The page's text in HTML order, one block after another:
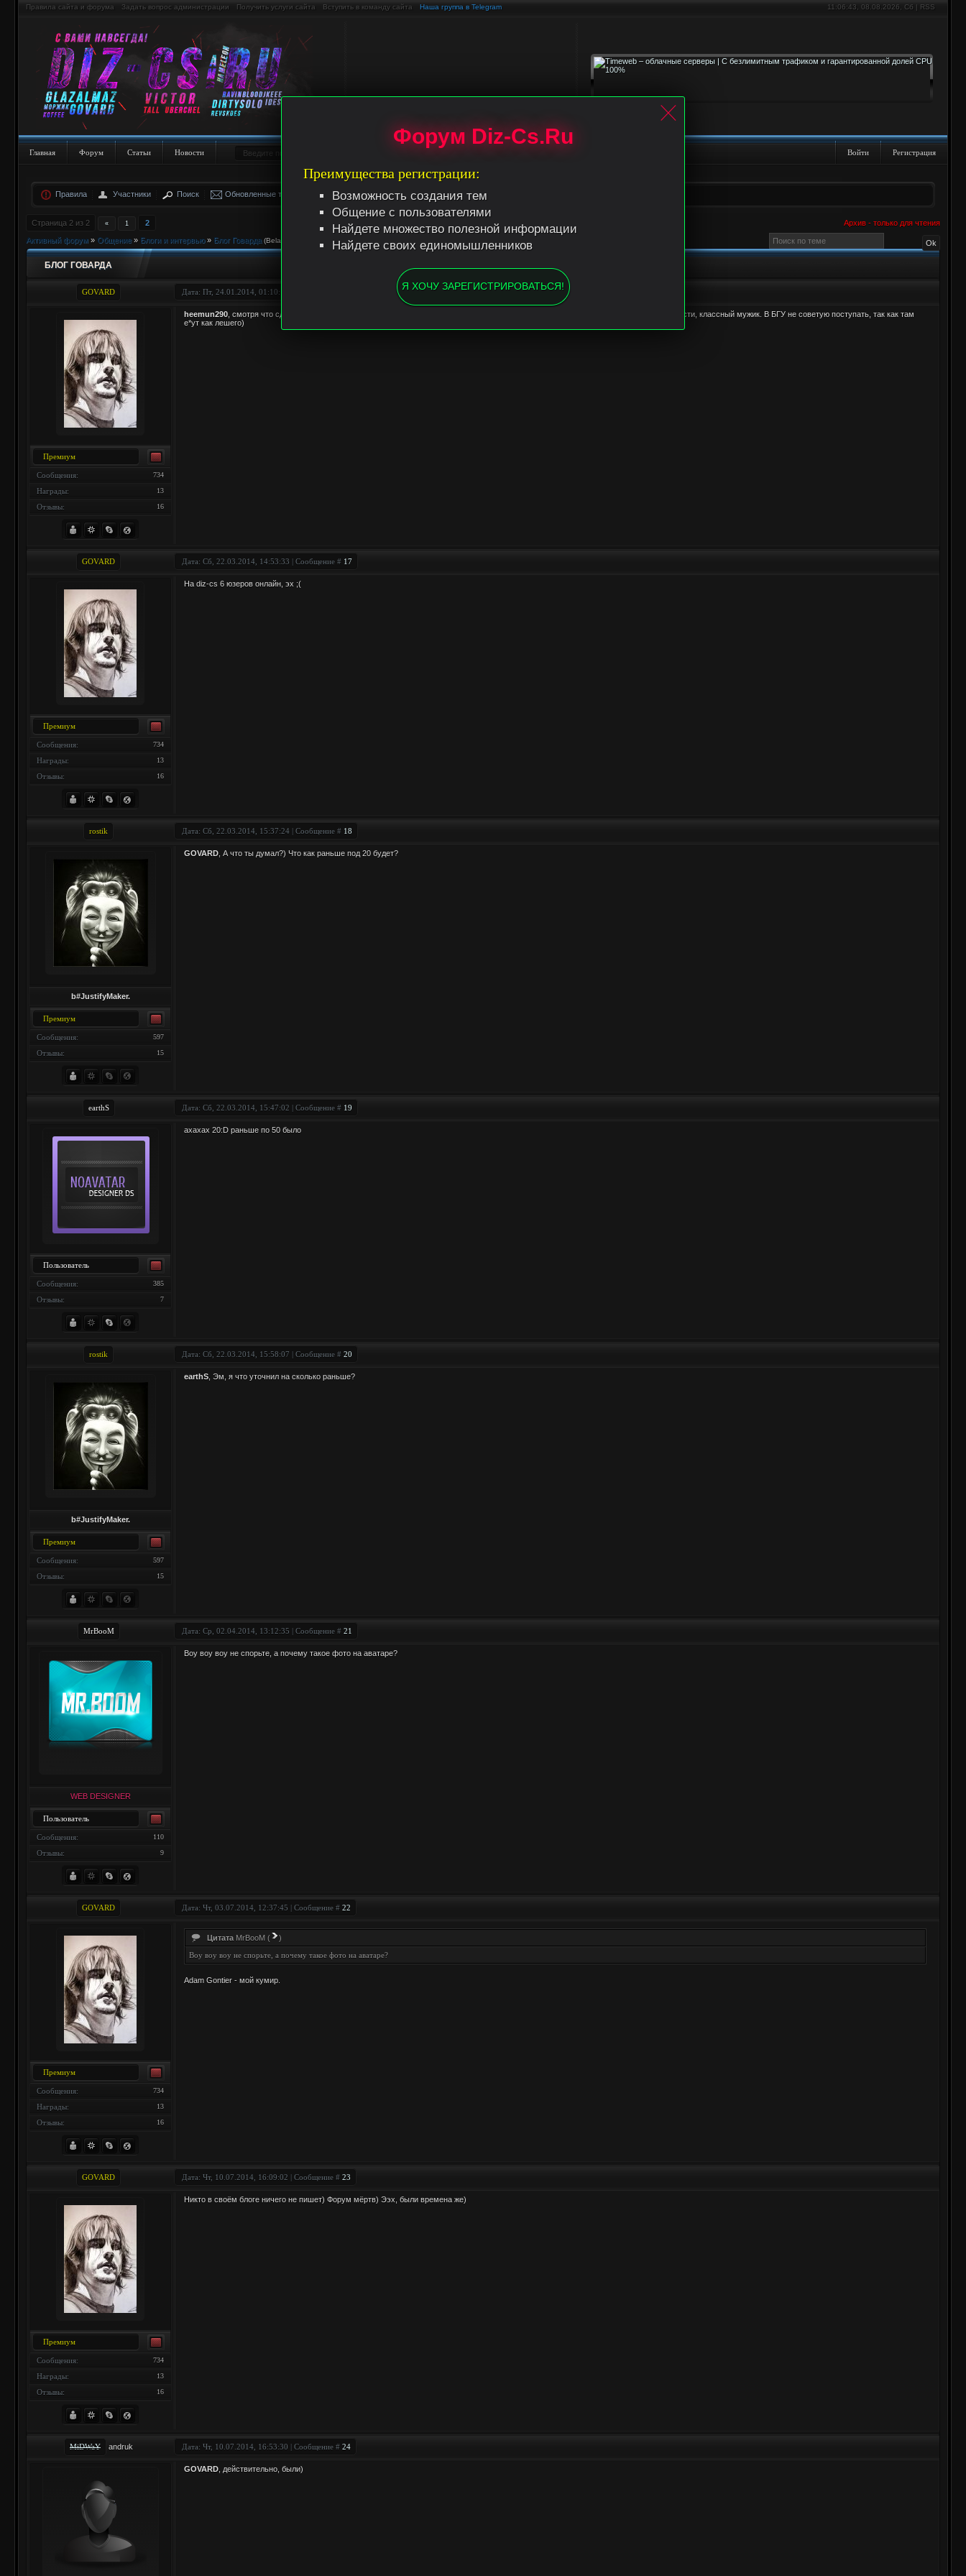
Форум Diz-Cs.Ru
Преимущества регистрации:
Возможность создания тем
Общение с пользователями
Найдете множество полезной информации
Найдете своих единомышленников
Я ХОЧУ ЗАРЕГИСТРИРОВАТЬСЯ!
11:06:44 , 08.08.2026, Сб | RSS
Правила сайта и форума Задать вопрос администрации Получить услуги сайта Вступить в команду сайта Наша группа в Telegram
Войти Регистрация
Главная Форум Статьи Новости
Правила Участники Поиск Обновленные темы
Страница 2 из 2 « 1 2
Архив - только для чтения
Активный форум » Общение » Блоги и интервью » Блог Говарда (Belarus Edition)
БЛОГ ГОВАРДА
GOVARD Дата: Пт, 24.01.2014, 01:10:11 | Сообщение #
Премиум
734
Сообщения:
13
Награды:
16
Отзывы:
heemun290 , смотря что сдавать будешь ;) Ну а так, то в БНТУ на ФИТР'е хорошие преподы, деканат вообще отжигает) Декан в частности, классный мужик. В БГУ не советую поступать, так как там
е*ут как лешего)
GOVARD Дата: Сб, 22.03.2014, 14:53:33 | Сообщение # 17
Премиум
734
Сообщения:
13
Награды:
16
Отзывы:
На diz-cs 6 юзеров онлайн, эх ;(
rostik Дата: Сб, 22.03.2014, 15:37:24 | Сообщение # 18
b#JustifyMaker.
Премиум
597
Сообщения:
15
Отзывы:
GOVARD , А что ты думал?) Что как раньше под 20 будет?
earthS Дата: Сб, 22.03.2014, 15:47:02 | Сообщение # 19
Пользователь
385
Сообщения:
7
Отзывы:
ахахах 20:D раньше по 50 было
rostik Дата: Сб, 22.03.2014, 15:58:07 | Сообщение # 20
b#JustifyMaker.
Премиум
597
Сообщения:
15
Отзывы:
earthS , Эм, я что уточнил на сколько раньше?
MrBooM Дата: Ср, 02.04.2014, 13:12:35 | Сообщение # 21
WEB DESIGNER
Пользователь
110
Сообщения:
9
Отзывы:
Воу воу воу не спорьте, а почему такое фото на аватаре?
GOVARD Дата: Чт, 03.07.2014, 12:37:45 | Сообщение # 22
Премиум
734
Сообщения:
13
Награды:
16
Отзывы:
Цитата MrBooM (
)
Воу воу воу не спорьте, а почему такое фото на аватаре?
Adam Gontier - мой кумир.
GOVARD Дата: Чт, 10.07.2014, 16:09:02 | Сообщение # 23
Премиум
734
Сообщения:
13
Награды:
16
Отзывы:
Никто в своём блоге ничего не пишет) Форум мёртв) Ээх, были времена же)
MiDWaY andruk Дата: Чт, 10.07.2014, 16:53:30 | Сообщение # 24
GOVARD , действительно, были)